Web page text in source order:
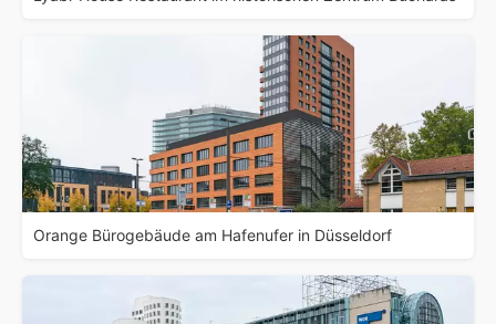
Orange Bürogebäude am Hafenufer in Düsseldorf